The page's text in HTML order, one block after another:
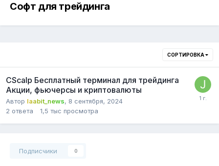
Софт для трейдинга
СОРТИРОВКА
CScalp Бесплатный терминал для трейдинга
Акции, фьючерсы и криптовалюты
Автор laabit_news, 8 сентября, 2024
2 ответа 1,5 тыс просмотра
Подписчики 0